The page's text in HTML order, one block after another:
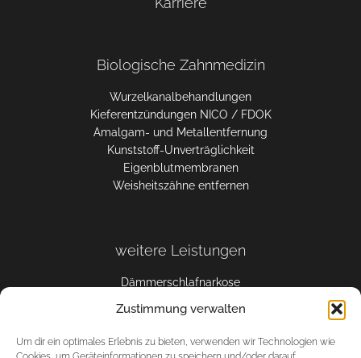
Zustimmung verwalten
Um dir ein optimales Erlebnis zu bieten, verwenden wir Technologien wie
Biologische Zahnmedizin
Wurzelkanalbehandlungen
Kieferentzündungen NICO / FDOK
Amalgam- und Metallentfernung
Kunststoff-Unverträglichkeit
Eigenblutmembranen
Weisheitszähne entfernen
weitere Leistungen
Dämmerschlafnarkose
Keramikfüllungen
Keramikkronen und -brücken
Metallfreie Prothesen